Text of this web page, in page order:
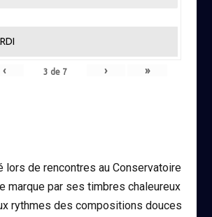
‹ 3 de 7 › »
lors de rencontres au Conservatoire
marque par ses timbres chaleureux
rythmes des compositions douces